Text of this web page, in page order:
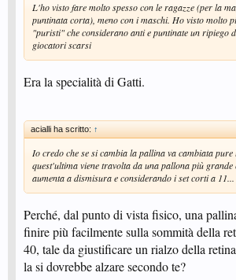
L'ho visto fare molto spesso con le ragazze (per la
puntinata corta), meno con i maschi. Ho visto molto
"puristi" che considerano anti e puntinate un ripiego
giocatori scarsi
Era la specialità di Gatti.
acialli ha scritto: ↑
Io credo che se si cambia la pallina va cambiata
quest'ultima viene travolta da una pallona più
aumenta a dismisura e considerando i set corti a 11...
Perché, dal punto di vista fisico, una
finire più facilmente sulla sommità della
40, tale da giustificare un rialzo della
la si dovrebbe alzare secondo te?